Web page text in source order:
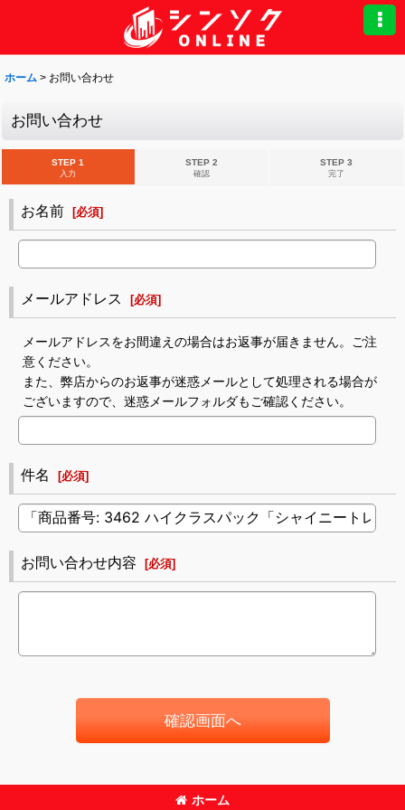
ホーム > お問い合わせ
お問い合わせ
STEP 1
入力
STEP 2
確認
STEP 3
完了
お名前 [必須]
メールアドレス [必須]
メールアドレスをお間違えの場合はお返事が届きません。ご注
意ください。
また、弊店からのお返事が迷惑メールとして処理される場合が
ございますので、迷惑メールフォルダもご確認ください。
件名 [必須]
お問い合わせ内容 [必須]
確認画面へ
ホーム